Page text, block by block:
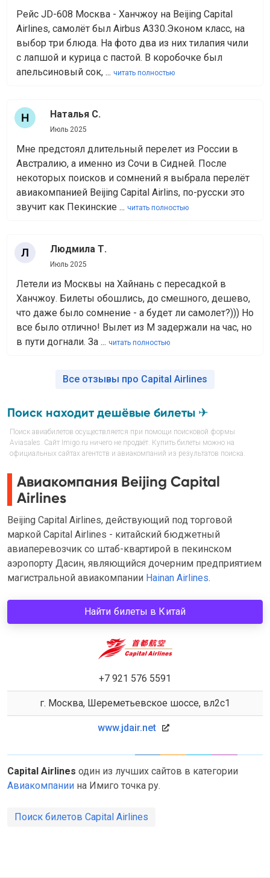
Рейс JD-608 Москва - Ханчжоу на Beijing Capital
Airlines, самолёт был Airbus A330.Эконом класс, на
выбор три блюда. На фото два из них тилапия чили
с лапшой и курица с пастой. В коробочке был
апельсиновый сок, ... читать полностью
Наталья С.
Июль 2025
Мне предстоял длительный перелет из России в
Австралию, а именно из Сочи в Сидней. После
некоторых поисков и сомнений я выбрала перелёт
авиакомпанией Beijing Capital Airlins, по-русски это
звучит как Пекинские ... читать полностью
Людмила Т.
Июль 2025
Летели из Москвы на Хайнань с пересадкой в
Ханчжоу. Билеты обошлись, до смешного, дешево,
что даже было сомнение - а будет ли самолет?))) Но
все было отлично! Вылет из М задержали на час, но
в пути догнали. За ... читать полностью
Все отзывы про Capital Airlines
Поиск находит дешёвые билеты ✈
Поиск авиабилетов осуществляется при помощи поисковой формы
Aviasales. Сайт Imigo.ru ничего не продаёт. Купить билеты можно на
официальных сайтах агентств и авиакомпаний из результатов поиска.
Авиакомпания Beijing Capital
Airlines
Beijing Capital Airlines, действующий под торговой
маркой Capital Airlines - китайский бюджетный
авиаперевозчик со штаб-квартирой в пекинском
аэропорту Дасин, являющийся дочерним предприятием
магистральной авиакомпании Hainan Airlines.
Найти билеты в Китай
+7 921 576 5591
г. Москва, Шереметьевское шоссе, вл2с1
www.jdair.net
Capital Airlines один из лучших сайтов в категории
Авиакомпании на Имиго точка ру.
Поиск билетов Capital Airlines